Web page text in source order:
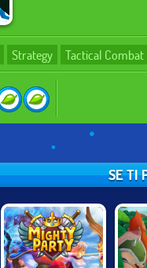
Strategy Tactical Combat
SE TI